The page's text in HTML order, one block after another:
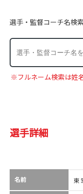
選手・監督コーチ名検索
※フルネーム検索は姓
選手詳細
名前 東